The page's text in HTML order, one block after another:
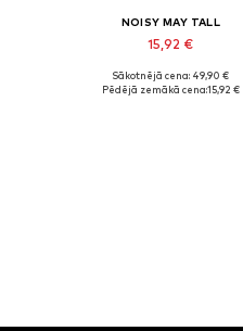
NOISY MAY TALL
15,92 €
Pieejamie izmēri: XS
Sākotnējā cena: 49,90 €
Pēdējā zemākā cena:15,92 €